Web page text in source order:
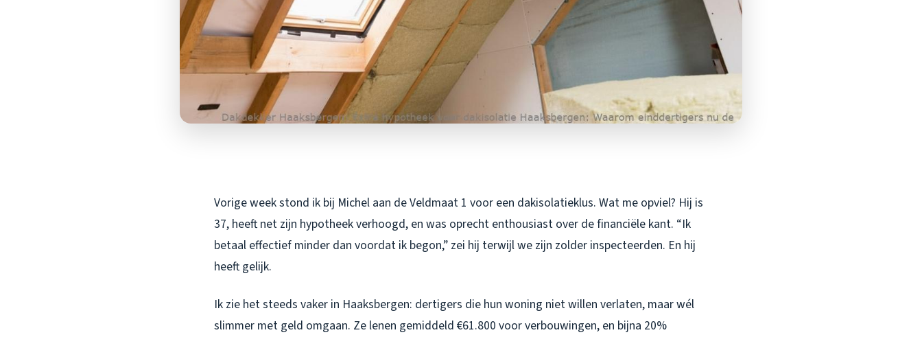
Vorige week stond ik bij Michel aan de Veldmaat 1 voor een dakisolatieklus. Wat me opviel? Hij is
37, heeft net zijn hypotheek verhoogd, en was oprecht enthousiast over de financiële kant. “Ik
betaal effectief minder dan voordat ik begon,” zei hij terwijl we zijn zolder inspecteerden. En hij
heeft gelijk.
Ik zie het steeds vaker in Haaksbergen: dertigers die hun woning niet willen verlaten, maar wél
slimmer met geld omgaan. Ze lenen gemiddeld €61.800 voor verbouwingen, en bijna 20%